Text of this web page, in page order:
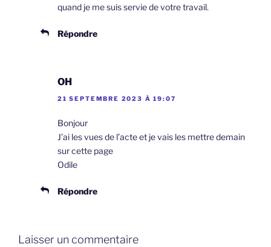
quand je me suis servie de votre travail.
Répondre
OH
21 SEPTEMBRE 2023 À 19:07
Bonjour
J’ai les vues de l’acte et je vais les mettre demain
sur cette page
Odile
Répondre
Laisser un commentaire